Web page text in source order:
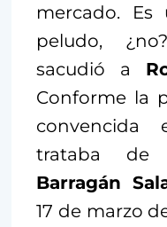
mercado. Es
peludo,
sacudió a
Conforme la
trataba
Barragán
17 de marzo